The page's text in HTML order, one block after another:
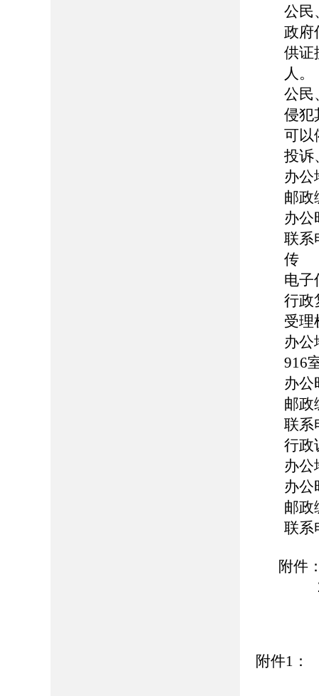
公民
政府
供证
人。
公民
侵犯
可以
投诉
办公
邮政
办公
联系
传
电子
行政
受理
办公
916
办公
邮政
联系
行政
办公
办公
邮政
联系
附件
附件1：